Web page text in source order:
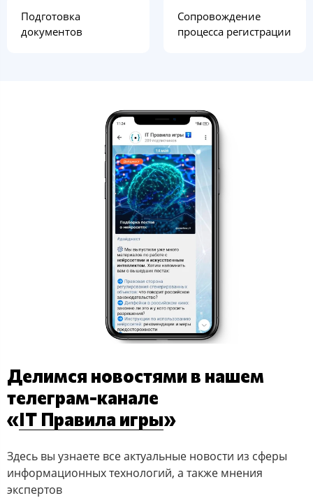
Подготовка
документов
Сопровождение
процесса регистрации
Делимся новостями в нашем
телеграм-канале
«IT Правила игры»
Здесь вы узнаете все актуальные новости из сферы
информационных технологий, а также мнения
экспертов